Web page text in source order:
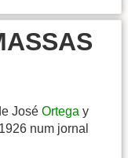
José Ortega y
num jornal